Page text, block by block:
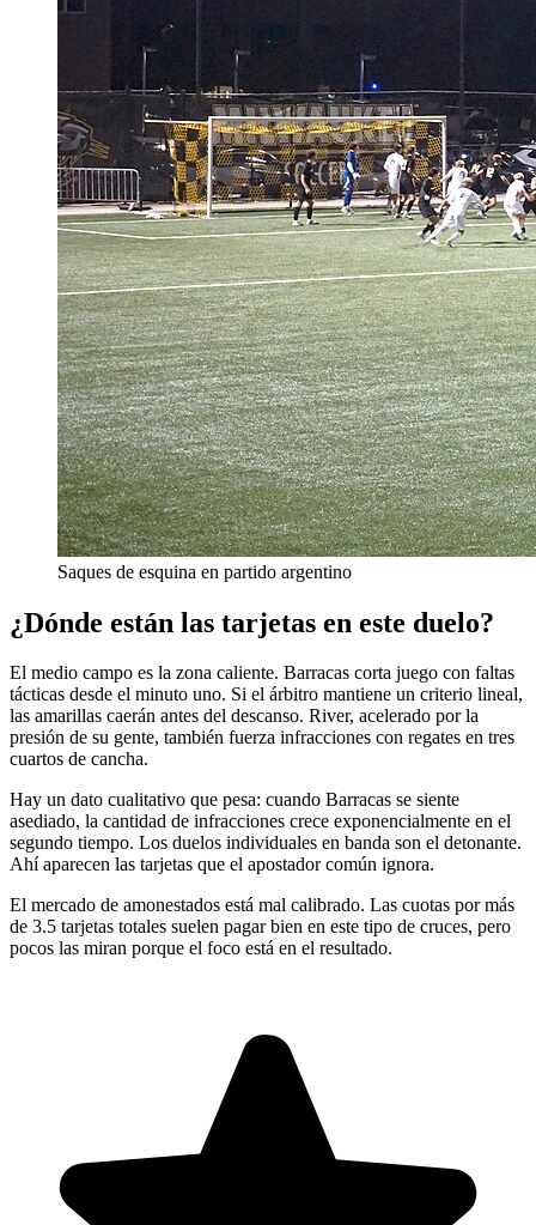
Saques de esquina en partido argentino
¿Dónde están las tarjetas en este duelo?
El medio campo es la zona caliente. Barracas corta juego con faltas
tácticas desde el minuto uno. Si el árbitro mantiene un criterio lineal,
las amarillas caerán antes del descanso. River, acelerado por la
presión de su gente, también fuerza infracciones con regates en tres
cuartos de cancha.
Hay un dato cualitativo que pesa: cuando Barracas se siente
asediado, la cantidad de infracciones crece exponencialmente en el
segundo tiempo. Los duelos individuales en banda son el detonante.
Ahí aparecen las tarjetas que el apostador común ignora.
El mercado de amonestados está mal calibrado. Las cuotas por más
de 3.5 tarjetas totales suelen pagar bien en este tipo de cruces, pero
pocos las miran porque el foco está en el resultado.